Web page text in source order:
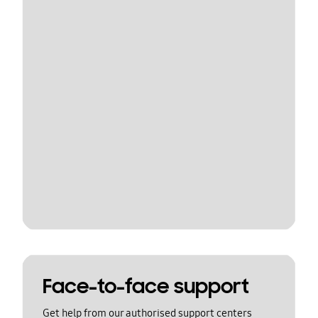
Face-to-face support
Get help from our authorised support centers